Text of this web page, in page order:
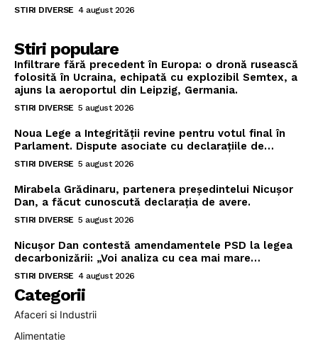
STIRI DIVERSE 4 august 2026
Stiri populare
Infiltrare fără precedent în Europa: o dronă rusească
folosită în Ucraina, echipată cu explozibil Semtex, a
ajuns la aeroportul din Leipzig, Germania.
STIRI DIVERSE 5 august 2026
Noua Lege a Integrității revine pentru votul final în
Parlament. Dispute asociate cu declarațiile de…
STIRI DIVERSE 5 august 2026
Mirabela Grădinaru, partenera președintelui Nicușor
Dan, a făcut cunoscută declarația de avere.
STIRI DIVERSE 5 august 2026
Nicușor Dan contestă amendamentele PSD la legea
decarbonizării: „Voi analiza cu cea mai mare…
STIRI DIVERSE 4 august 2026
Categorii
Afaceri si Industrii
Alimentatie